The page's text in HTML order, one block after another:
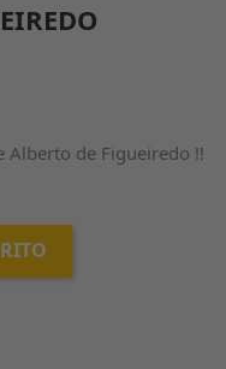
Alberto de Figueiredo !!